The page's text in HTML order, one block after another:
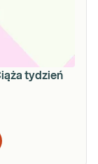
tydzień